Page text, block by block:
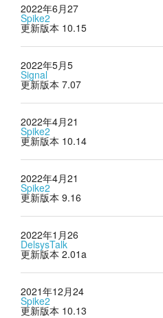
2022年6月27
Spike2
更新版本 10.15
2022年5月5
Signal
更新版本 7.07
2022年4月21
Spike2
更新版本 10.14
2022年4月21
Spike2
更新版本 9.16
2022年1月26
DelsysTalk
更新版本 2.01a
2021年12月24
Spike2
更新版本 10.13